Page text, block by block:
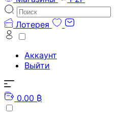
Лотерея
Аккаунт
Выйти
0.00 ₿